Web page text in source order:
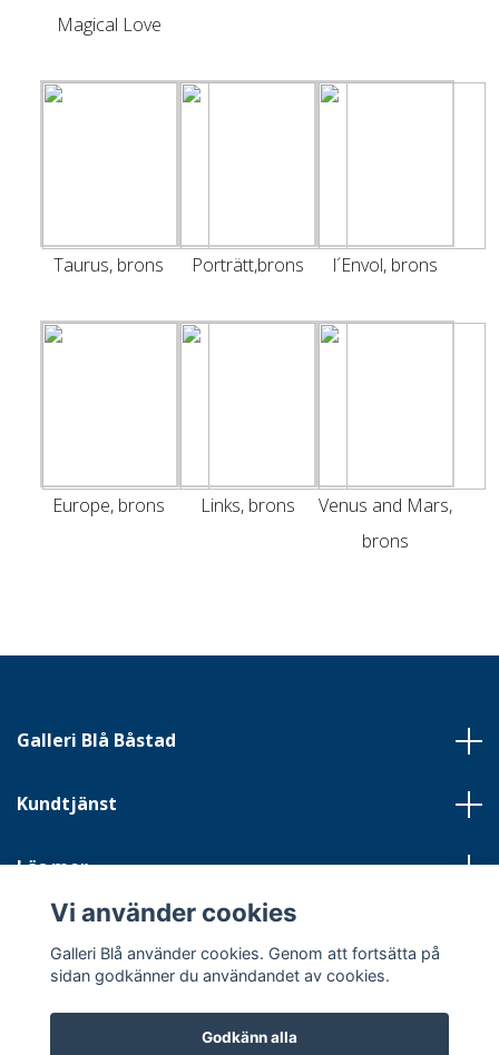
Magical Love
Taurus, brons Porträtt,brons l´Envol, brons
Europe, brons Links, brons
Venus and Mars,
brons
Galleri Blå Båstad
Kundtjänst
Läs mer
Sociala medier
Vi använder cookies
Galleri Blå använder cookies. Genom att fortsätta på
sidan godkänner du användandet av cookies.
Godkänn alla